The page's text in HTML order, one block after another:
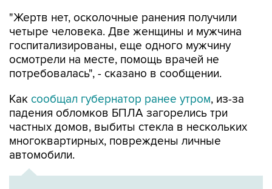
"Жертв нет, осколочные ранения получили
четыре человека. Две женщины и мужчина
госпитализированы, еще одного мужчину
осмотрели на месте, помощь врачей не
потребовалась", - сказано в сообщении.
Как сообщал губернатор ранее утром, из-за
падения обломков БПЛА загорелись три
частных домов, выбиты стекла в нескольких
многоквартирных, повреждены личные
автомобили.